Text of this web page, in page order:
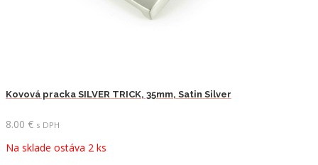
Kovová pracka SILVER TRICK, 35mm, Satin Silver
8.00 € s DPH
Na sklade ostáva 2 ks